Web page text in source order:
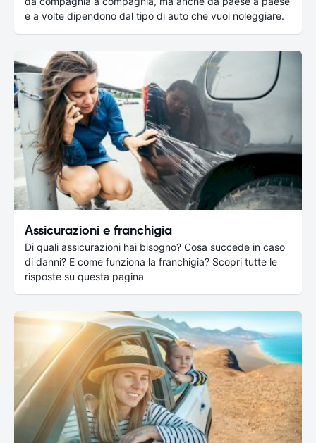
e a volte dipendono dal tipo di auto che vuoi noleggiare.
Assicurazioni e franchigia
Di quali assicurazioni hai bisogno? Cosa succede in caso
di danni? E come funziona la franchigia? Scopri tutte le
risposte su questa pagina